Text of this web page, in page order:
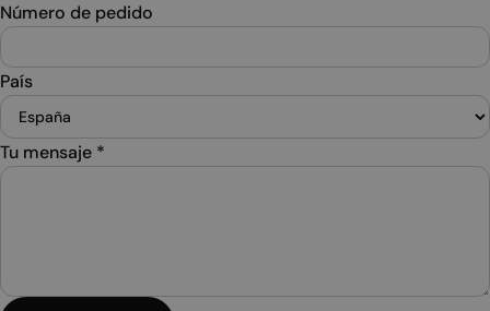
Número de pedido
País
Tu mensaje *